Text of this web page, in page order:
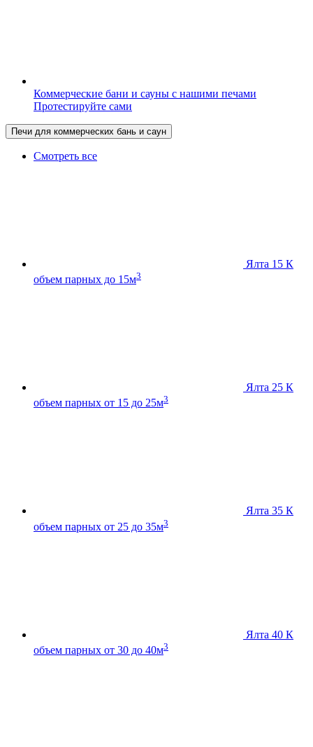
Коммерческие бани и сауны с нашими печами
Протестируйте сами
Печи для коммерческих бань и саун
Смотреть все
Ялта 15 К
объем парных до 15м3
Ялта 25 К
объем парных от 15 до 25м3
Ялта 35 К
объем парных от 25 до 35м3
Ялта 40 К
объем парных от 30 до 40м3